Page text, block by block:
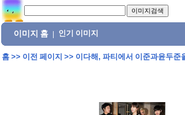
이미지 홈 인기 이미지
홈>> 이전 페이지 >> 이다해, 파티에서 이준과윤두준